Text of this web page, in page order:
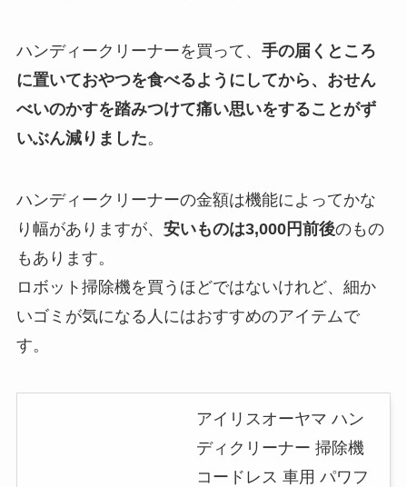
ハンディークリーナーを買って、 手の届くところ
に置いておやつを食べるようにしてから、おせん
べいのかすを踏みつけて痛い思いをすることがず
いぶん減りました。
ハンディークリーナーの金額は機能によってかな
り幅がありますが、 安いものは3,000円前後のもの
もあります。
ロボット掃除機を買うほどではないけれど、細か
いゴミが気になる人にはおすすめのアイテムで
す。
アイリスオーヤマ ハン
ディクリーナー 掃除機
コードレス 車用 パワフ